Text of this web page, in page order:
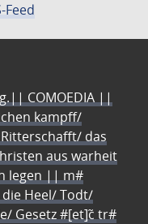
Feed
COMOEDIA ||
kampff/
das
aus warheit
legen || m#
Heel/ Todt/
Gesetz #[et]c̃ tr#